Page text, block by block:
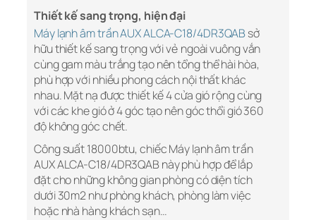
Thiết kế sang trọng, hiện đại
Máy lạnh âm trần AUX ALCA-C18/4DR3QABsở
hữu thiết kế sang trọng với vẻ ngoài vuông vắn
cùng gam màu trắng tạo nên tổng thể hài hòa,
phù hợp với nhiều phong cách nội thất khác
nhau. Mặt nạ được thiết kế 4 cửa gió rộng cùng
với các khe gió ở 4 góc tạo nên góc thổi gió 360
độ không góc chết.
Công suất 18000btu, chiếc Máy lạnh âm trần
AUX ALCA-C18/4DR3QAB này phù hợp để lắp
đặt cho những không gian phòng có diện tích
dưới 30m2 như phòng khách, phòng làm việc
hoặc nhà hàng khách sạn…